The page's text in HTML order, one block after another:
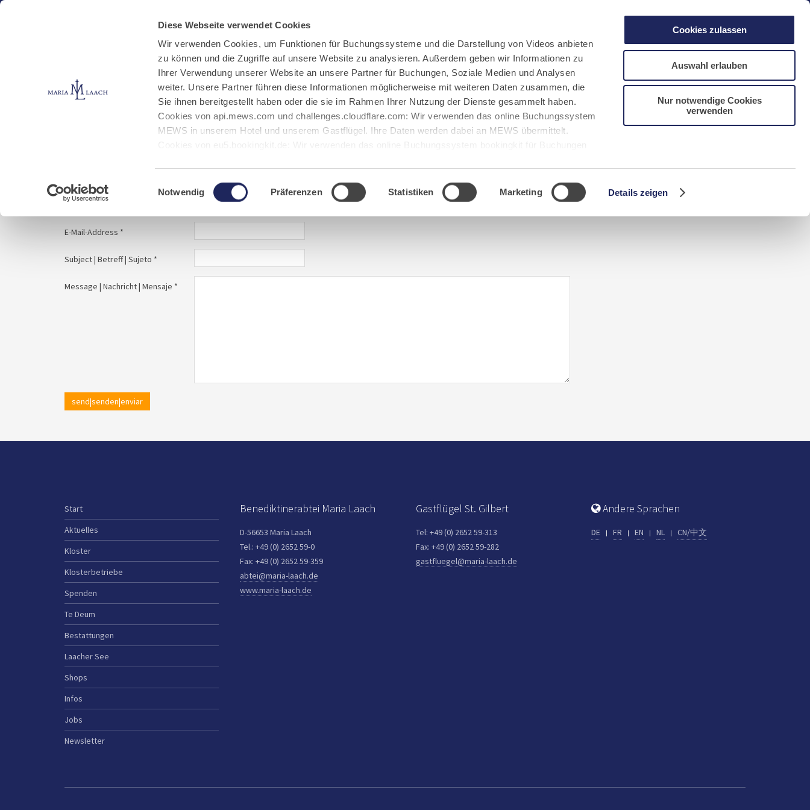
Diese Webseite verwendet Cookies
Wir verwenden Cookies, um Funktionen für Buchungssysteme und die Darstellung von Videos anbieten
zu können und die Zugriffe auf unsere Website zu analysieren. Außerdem geben wir Informationen zu
Ihrer Verwendung unserer Website an unsere Partner für Buchungen, Soziale Medien und Analysen
weiter. Unsere Partner führen diese Informationen möglicherweise mit weiteren Daten zusammen, die
Sie ihnen bereitgestellt haben oder die sie im Rahmen Ihrer Nutzung der Dienste gesammelt haben.
Cookies von api.mews.com und challenges.cloudflare.com: Wir verwenden das online Buchungssystem
MEWS in unserem Hotel und unserem Gastflügel. Ihre Daten werden dabei an MEWS übermittelt.
Einwilligungsauswahl
Notwendig Präferenzen Statistiken Marketing Details zeigen
Cookies zulassen
Auswahl erlauben
Nur notwendige Cookies
verwenden
Kloster Klosterbetriebe Spenden Infos
E-Mail schreiben
NL CN/中文
E-Mail schreiben
Your message to | Ihre Nachricht an | Tu mensaje: abtei@maria[...].de
* required information | erforderliche Informationen | Información requerida
Name | Nombre *
E-Mail-Address *
Subject | Betreff | Sujeto *
Message | Nachricht | Mensaje *
send|senden|enviar
Start
Aktuelles
Kloster
Klosterbetriebe
Spenden
Te Deum
Bestattungen
Laacher See
Shops
Infos
Jobs
Newsletter
Benediktinerabtei Maria Laach
D-56653 Maria Laach
Tel.: +49 (0) 2652 59-0
Fax: +49 (0) 2652 59-359
abtei@maria-laach.de
www.maria-laach.de
Gastflügel St. Gilbert
Tel: +49 (0) 2652 59-313
Fax: +49 (0) 2652 59-282
gastfluegel@maria-laach.de
Andere Sprachen
DE FR EN NL CN/中文